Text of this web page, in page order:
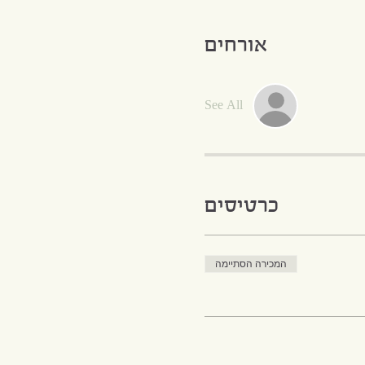
אורחים
See All
כרטיסים
המכירה הסתיימה